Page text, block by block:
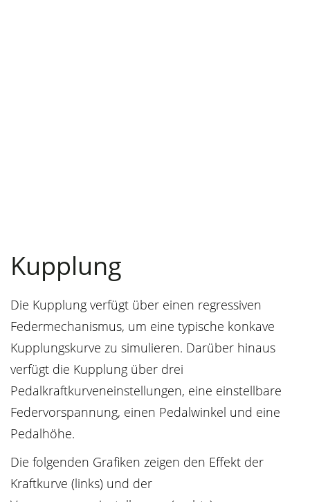
Kupplung
Die Kupplung verfügt über einen regressiven
Federmechanismus, um eine typische konkave
Kupplungskurve zu simulieren. Darüber hinaus
verfügt die Kupplung über drei
Pedalkraftkurveneinstellungen, eine einstellbare
Federvorspannung, einen Pedalwinkel und eine
Pedalhöhe.
Die folgenden Grafiken zeigen den Effekt der
Kraftkurve (links) und der